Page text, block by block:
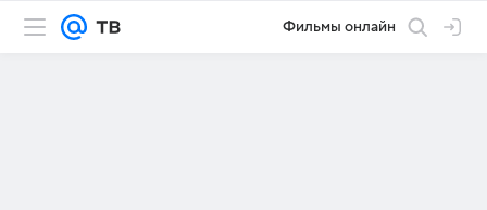
Фильмы онлайн